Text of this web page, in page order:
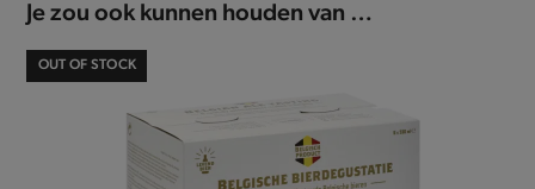
Je zou ook kunnen houden van …
OUT OF STOCK